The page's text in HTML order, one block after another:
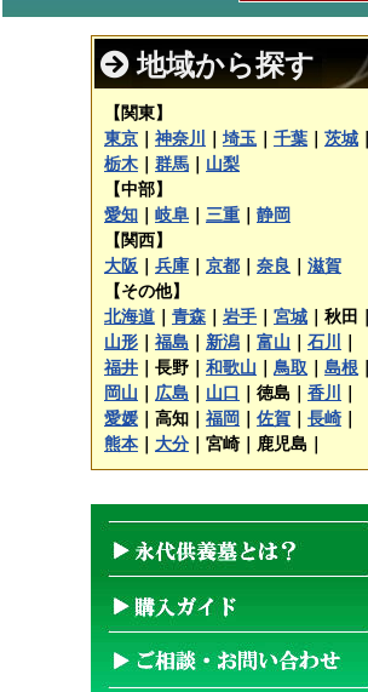
地域から探す
【関東】
東京
神奈川 埼玉 千葉 茨城
栃木
群馬
山梨
【中部】
愛知
岐阜 三重
静岡
【関西】
大阪
兵庫 京都 奈良
滋賀
【その他】
北海道
青森 岩手 宮城
秋田｜
山形
福島 新潟 富山 石川
福井
長野｜ 和歌山 鳥取 島根
岡山
広島 山口 徳島｜ 香川
愛媛
高知｜ 福岡 佐賀 長崎
熊本
大分 宮崎｜ 鹿児島｜